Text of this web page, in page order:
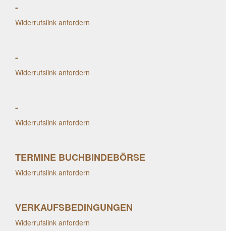
-
Widerrufslink anfordern
-
Widerrufslink anfordern
-
Widerrufslink anfordern
TERMINE BUCHBINDEBÖRSE
Widerrufslink anfordern
VERKAUFSBEDINGUNGEN
Widerrufslink anfordern